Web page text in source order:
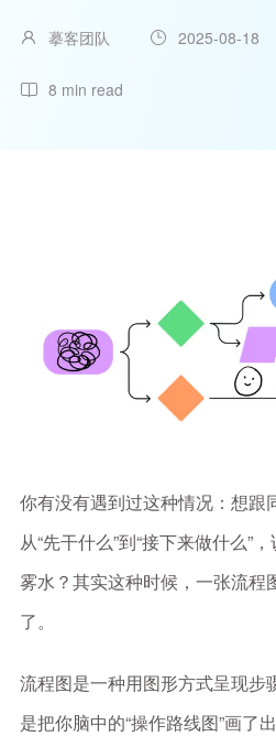
摹客团队 2025-08-18
8 min read
你有没有遇到过这种情况：想跟
从“先干什么”到“接下来做什么”
雾水？其实这种时候，一张流程
了。
流程图是一种用图形方式呈现步
是把你脑中的“操作路线图”画了